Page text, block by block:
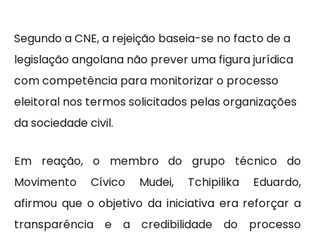
Segundo a CNE, a rejeição baseia-se no facto de a
legislação angolana não prever uma figura jurídica
com competência para monitorizar o processo
eleitoral nos termos solicitados pelas organizações
da sociedade civil.
Em reação, o membro do grupo técnico do
Movimento Cívico Mudei, Tchipilika Eduardo,
afirmou que o objetivo da iniciativa era reforçar a
transparência e a credibilidade do processo